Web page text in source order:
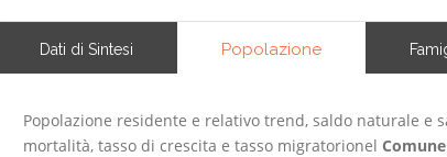
Dati di Sintesi Popolazione
Popolazione residente e relativo trend, saldo naturale e
mortalità, tasso di crescita e tasso migratorionel